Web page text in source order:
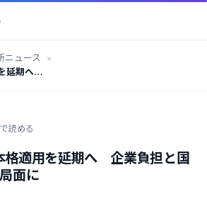
ニュース
を延期へ
読める
格適用を延期へ 企業負担と国
面に